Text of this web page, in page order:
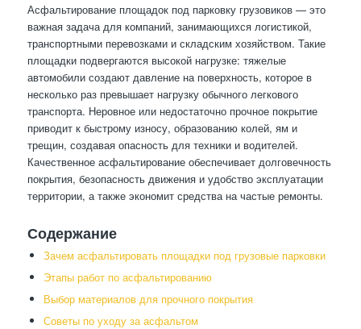
Асфальтирование площадок под парковку грузовиков — это
важная задача для компаний, занимающихся логистикой,
транспортными перевозками и складским хозяйством. Такие
площадки подвергаются высокой нагрузке: тяжелые
автомобили создают давление на поверхность, которое в
несколько раз превышает нагрузку обычного легкового
транспорта. Неровное или недостаточно прочное покрытие
приводит к быстрому износу, образованию колей, ям и
трещин, создавая опасность для техники и водителей.
Качественное асфальтирование обеспечивает долговечность
покрытия, безопасность движения и удобство эксплуатации
территории, а также экономит средства на частые ремонты.
Содержание
Зачем асфальтировать площадки под грузовые парковки
Этапы работ по асфальтированию
Выбор материалов для прочного покрытия
Советы по уходу за асфальтом